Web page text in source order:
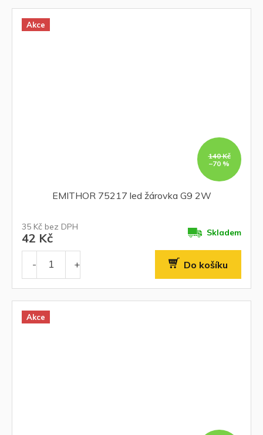
Akce
140 Kč
–70 %
EMITHOR 75217 led žárovka G9 2W
35 Kč bez DPH
42 Kč Skladem
Do košíku
Akce